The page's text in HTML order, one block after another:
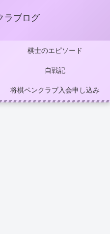
ラブログ
棋士のエピソード
自戦記
将棋ペンクラブ入会申し込み